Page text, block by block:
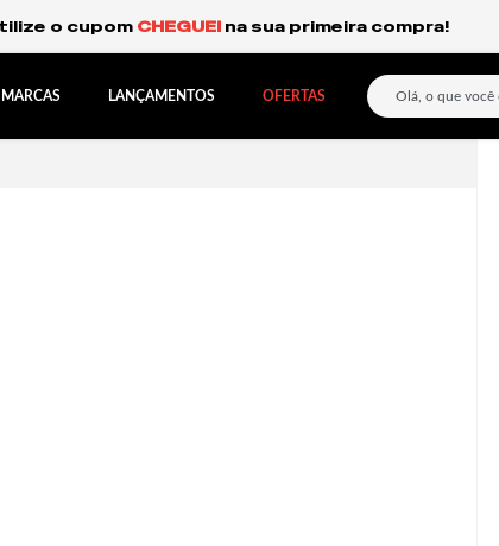
Frete Grátis Expresso para o Sul e São Paulo.
MARCAS LANÇAMENTOS OFERTAS